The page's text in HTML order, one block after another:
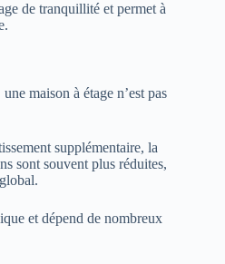
de tranquillité et permet à
maison à étage n’est pas
supplémentaire, la
sont souvent plus réduites,
et dépend de nombreux